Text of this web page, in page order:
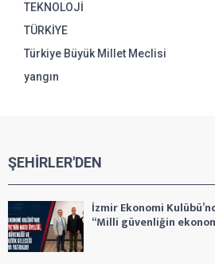
TEKNOLOJİ
TÜRKİYE
Türkiye Büyük Millet Meclisi
yangın
ŞEHİRLER'DEN
İzmir Ekonomi
“Milli güvenliğin